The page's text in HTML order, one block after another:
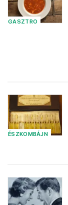
GASZTRO
ÉSZKOMBÁJN